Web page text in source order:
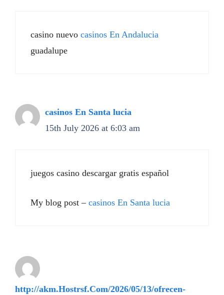
casino nuevo casinos En Andalucia
guadalupe
casinos En Santa lucia
15th July 2026 at 6:03 am
juegos casino descargar gratis español
My blog post – casinos En Santa lucia
http://akm.Hostrsf.Com/2026/05/13/ofrecen-